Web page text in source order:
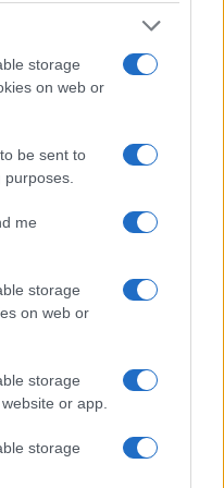
storage
on web or
be sent to
me
storage
on web or
storage
or app.
storage
világát idéző
leszakadt talpú
és a
ben (1975)
és Tóth János
díjjal kitüntetett
több alkotásának
Kőnig, a strucc
(1970),
Ottó és az